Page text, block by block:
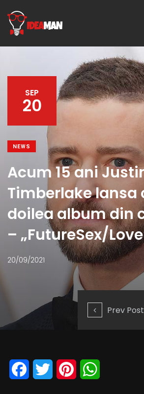
Prev Post
SEP
20
NEWS
Acum 15 ani
Timberlake lansa
doilea album din
– „FutureSex/
20/09/2021
Facebook
Twitter Pinterest